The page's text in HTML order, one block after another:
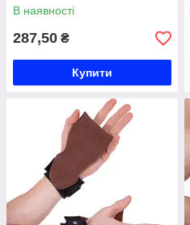
В наявності
287,50 ₴
Купити